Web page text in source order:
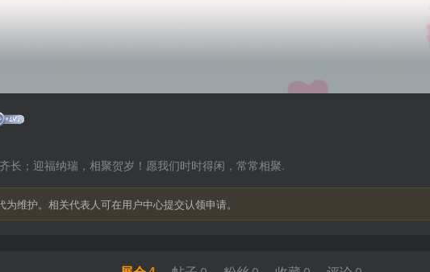
长；迎福纳瑞，相聚贺岁！愿我们时时得闲，常常相聚.
维护。相关代表人可在用户中心提交认领申请。